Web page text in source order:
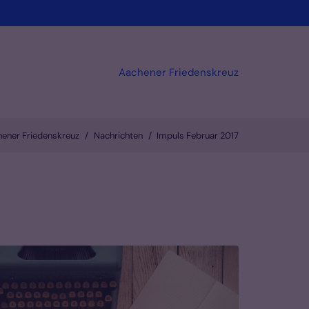
Aachener Friedenskreuz
Friedenskreuz Nachrichten Impuls Februar 2017